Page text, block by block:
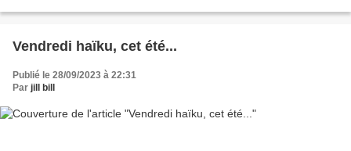
Vendredi haïku, cet été...
Publié le 28/09/2023 à 22:31
Par jill bill